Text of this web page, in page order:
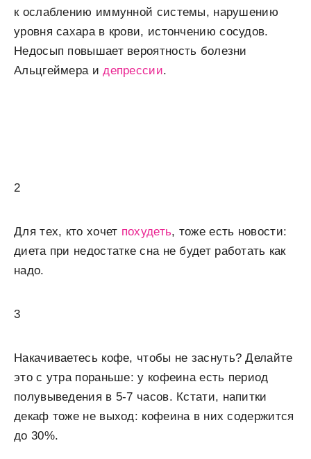
к ослаблению иммунной системы, нарушению
уровня сахара в крови, истончению сосудов.
Недосып повышает вероятность болезни
Альцгеймера идепрессии.
2
Для тех, кто хочет похудеть, тоже есть новости:
диета при недостатке сна не будет работать как
надо.
3
Накачиваетесь кофе, чтобы не заснуть? Делайте
это с утра пораньше: у кофеина есть период
полувыведения в 5-7 часов. Кстати, напитки
декаф тоже не выход: кофеина в них содержится
до 30%.